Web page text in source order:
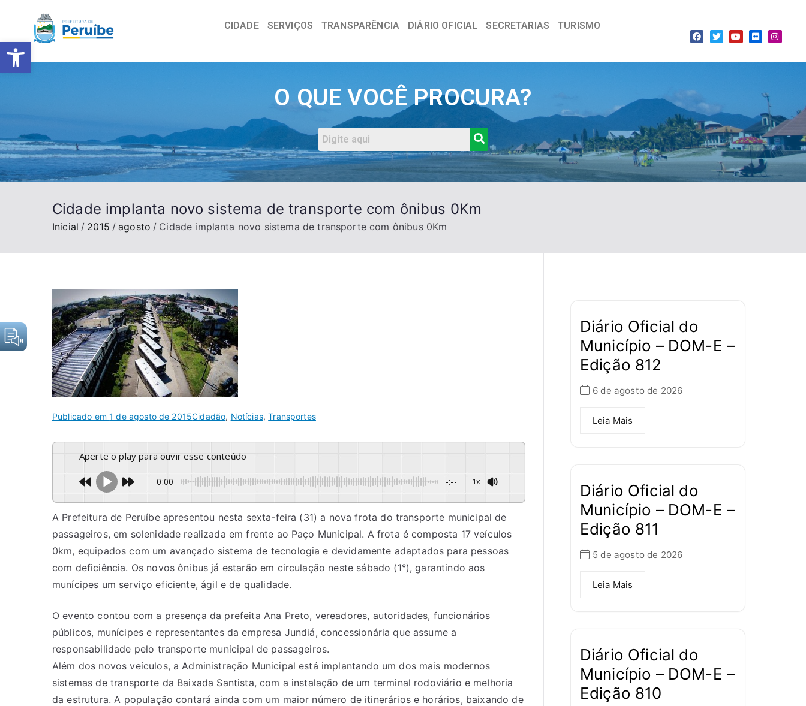
Barra de Ferramentas Aberta
CIDADE SERVIÇOS TRANSPARÊNCIA DIÁRIO OFICIAL SECRETARIAS TURISMO
O QUE VOCÊ PROCURA?
Cidade implanta novo sistema de transporte com ônibus 0Km
Inicial 2015 agosto Cidade implanta novo sistema de transporte com ônibus 0Km
Publicado em1 de agosto de 2015Cidadão, Notícias,Transportes
Aperte o play para ouvir esse conteúdo
0:00 -:-- 1x
A Prefeitura de Peruíbe apresentou nesta sexta-feira (31) a nova frota do transporte municipal de
passageiros, em solenidade realizada em frente ao Paço Municipal. A frota é composta 17 veículos
0km, equipados com um avançado sistema de tecnologia e devidamente adaptados para pessoas
com deficiência. Os novos ônibus já estarão em circulação neste sábado (1°), garantindo aos
munícipes um serviço eficiente, ágil e de qualidade.
O evento contou com a presença da prefeita Ana Preto, vereadores, autoridades, funcionários
públicos, munícipes e representantes da empresa Jundiá, concessionária que assume a
responsabilidade pelo transporte municipal de passageiros.
Além dos novos veículos, a Administração Municipal está implantando um dos mais modernos
sistemas de transporte da Baixada Santista, com a instalação de um terminal rodoviário e melhoria
da estrutura. A população contará ainda com um maior número de itinerários e horários, baixando de
Diário Oficial do
Município – DOM-E –
Edição 812
6 de agosto de 2026
Leia Mais
Diário Oficial do
Município – DOM-E –
Edição 811
5 de agosto de 2026
Leia Mais
Diário Oficial do
Município – DOM-E –
Edição 810